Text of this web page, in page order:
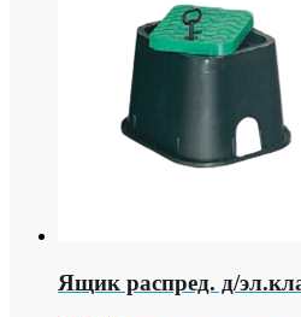
Ящик распред. д/